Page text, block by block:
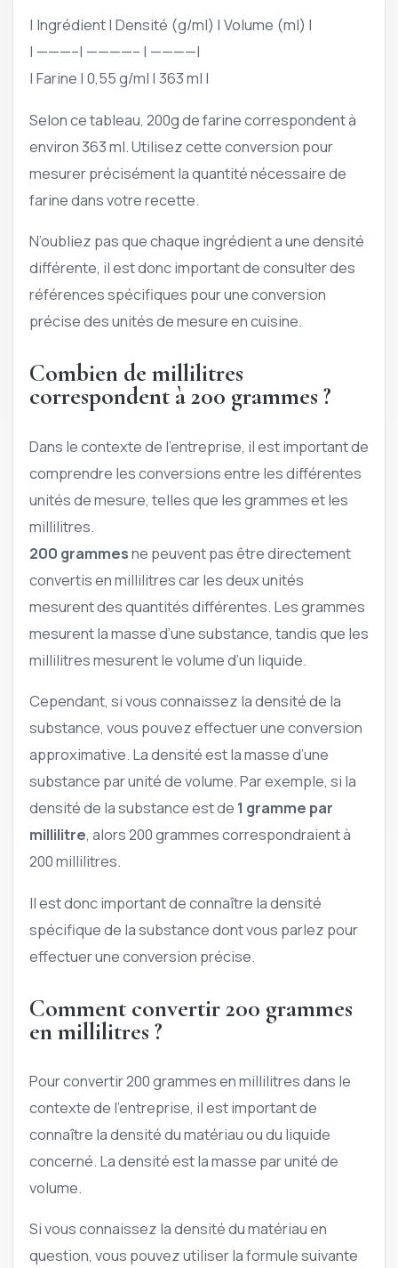
| Ingrédient | Densité (g/ml) | Volume (ml) |
| ———–| ————– | ————|
| Farine | 0,55 g/ml | 363 ml |
Selon ce tableau, 200g de farine correspondent à
environ 363 ml. Utilisez cette conversion pour
mesurer précisément la quantité nécessaire de
farine dans votre recette.
N’oubliez pas que chaque ingrédient a une densité
différente, il est donc important de consulter des
références spécifiques pour une conversion
précise des unités de mesure en cuisine.
Combien de millilitres
correspondent à 200 grammes ?
Dans le contexte de l’entreprise, il est important de
comprendre les conversions entre les différentes
unités de mesure, telles que les grammes et les
millilitres.
200 grammesne peuvent pas être directement
convertis en millilitres car les deux unités
mesurent des quantités différentes. Les grammes
mesurent la masse d’une substance, tandis que les
millilitres mesurent le volume d’un liquide.
Cependant, si vous connaissez la densité de la
substance, vous pouvez effectuer une conversion
approximative. La densité est la masse d’une
substance par unité de volume. Par exemple, si la
densité de la substance est de 1 gramme par
millilitre, alors 200 grammes correspondraient à
200 millilitres.
Il est donc important de connaître la densité
spécifique de la substance dont vous parlez pour
effectuer une conversion précise.
Comment convertir 200 grammes
en millilitres ?
Pour convertir 200 grammes en millilitres dans le
contexte de l’entreprise, il est important de
connaître la densité du matériau ou du liquide
concerné. La densité est la masse par unité de
volume.
Si vous connaissez la densité du matériau en
question, vous pouvez utiliser la formule suivante